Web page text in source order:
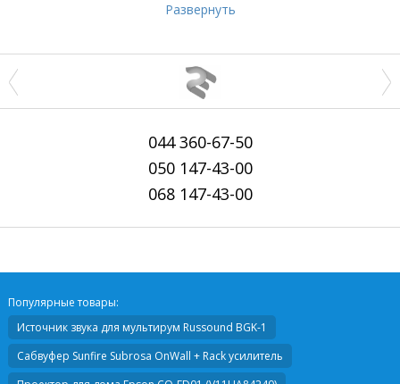
Развернуть
044360-67-50
050147-43-00
068147-43-00
Популярные товары:
Источник звука для мультирум Russound BGK-1
Сабвуфер Sunfire Subrosa OnWall + Rack усилитель